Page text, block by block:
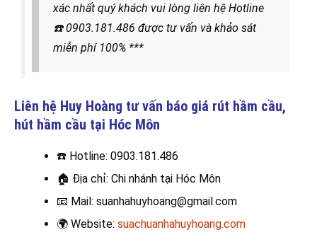
xác nhất quý khách vui lòng liên hệ Hotline
☎️0903.181.486 được tư vấn và khảo sát
miễn phí 100% ***
Liên hệ Huy Hoàng tư vấn báo giá rút hầm cầu,
hút hầm cầu tại Hóc Môn
☎️ Hotline: 0903.181.486
🏠 Địa chỉ: Chi nhánh tại Hóc Môn
📧 Mail: suanhahuyhoang@gmail.com
🌍 Website: suachuanhahuyhoang.com